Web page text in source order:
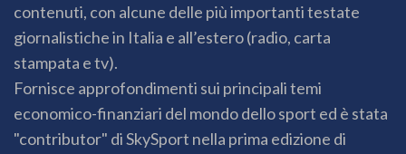
contenuti, con alcune delle più importanti testate
giornalistiche in Italia e all’estero (radio, carta
stampata e tv).
Fornisce approfondimenti sui principali temi
economico-finanziari del mondo dello sport ed è stata
"contributor" di SkySport nella prima edizione di